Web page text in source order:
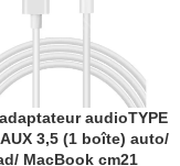
AU PANIERaudioTYPE
3,5 (1 boîte) auto/
MacBook cm21